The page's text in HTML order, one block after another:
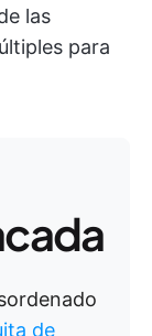
las
para
de